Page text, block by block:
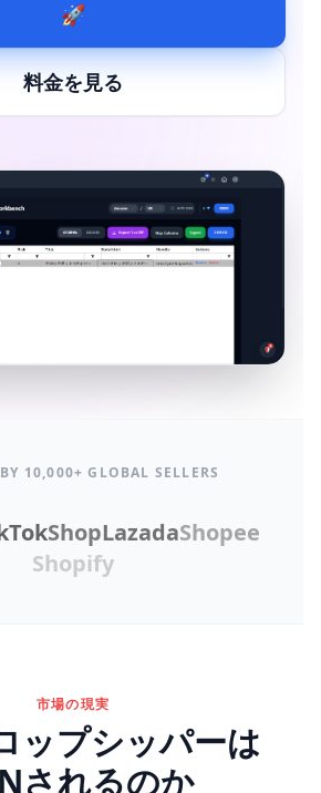
🚀
料金を見る
10,000+ GLOBAL SELLERS
ShopLazadaShopee
Shopify
市場の現実
ップシッパーは
されるのか